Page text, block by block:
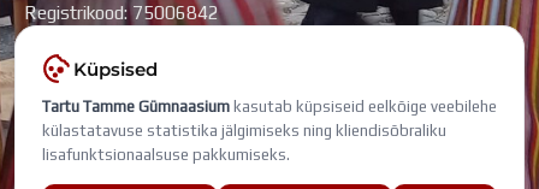
Registrikood: 75006842
KONTAKTID
SearchSearch
Küpsised
Tartu Tamme Gümnaasium kasutab küpsiseid eelkõige veebilehe
külastatavuse statistika jälgimiseks ning kliendisõbraliku
lisafunktsionaalsuse pakkumiseks.